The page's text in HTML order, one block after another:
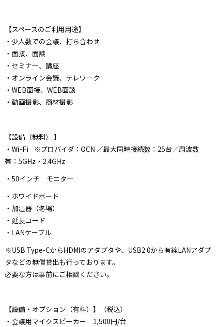
【スペースのご利用用途】
・少人数での会議、打ち合わせ
・面接、面談
・セミナー、講座
・オンライン会議、テレワーク
・WEB面接、WEB面談
・動画撮影、商材撮影
【設備（無料） 】
・Wi-Fi ※プロバイダ：OCN ／最大同時接続数：25台／周波数
帯：5GHz・2.4GHz
・50インチ モニター
・ホワイドボード
・加湿器（冬場）
・延長コード
・LANケーブル
※USB Type-CからHDMIのアダプタや、USB2.0から有線LANアダプ
タなどの無償貸出も行っております。
必要な方は事前にご相談ください。
【設備・オプション（有料）】（税込）
・会議用マイクスピーカー 1,500円/台